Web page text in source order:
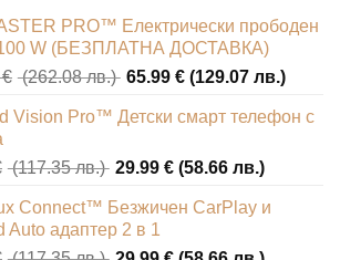
PRO™ Електрически прободен
W (БЕЗПЛАТНА ДОСТАВКА)
€ (262.08 лв.) Original
was:
(262.08
65.99 €(129.07 лв.)
е:
Vision Pro™ Детски смарт телефон с
(117.35 лв.) Original
was:
60.00 €
29.99 €(58.66 лв.)
е:
Connect™ Безжичен CarPlay и
Auto адаптер 2 в 1